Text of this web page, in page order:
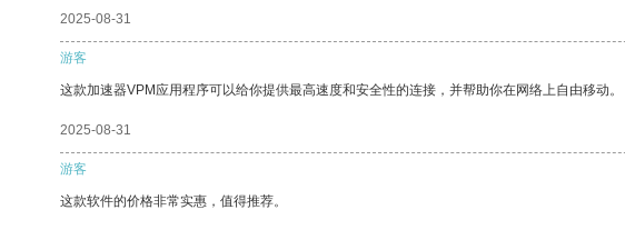
2025-08-31
游客
这款加速器VPM应用程序可以给你提供最高速度和安全性的连接，并帮助你在网络上自由移动。
2025-08-31
游客
这款软件的价格非常实惠，值得推荐。